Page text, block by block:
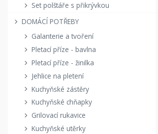
Set polštáře s přikrývkou
DOMÁCÍ POTŘEBY
Galanterie a tvoření
Pletací příze - bavlna
Pletací příze - žinilka
Jehlice na pletení
Kuchyňské zástěry
Kuchyňské chňapky
Grilovací rukavice
Kuchyňské utěrky